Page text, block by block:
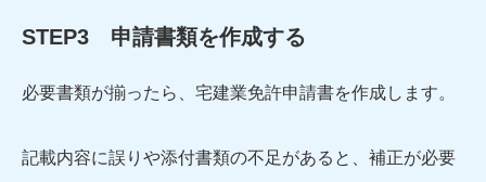
STEP3 申請書類を作成する
必要書類が揃ったら、宅建業免許申請書を作成します。
記載内容に誤りや添付書類の不足があると、補正が必要